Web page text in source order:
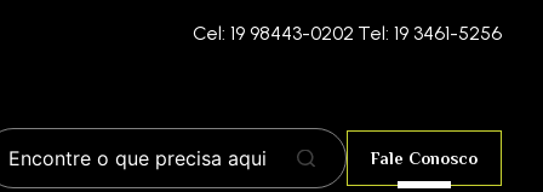
Cel: 19 98443-0202 Tel: 19 3461-5256
Fale Conosco